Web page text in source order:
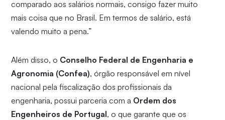
comparado aos salários normais, consigo fazer muito
mais coisa que no Brasil. Em termos de salário, está
valendo muito a pena.”
Além disso, o Conselho Federal de Engenharia e
Agronomia (Confea), órgão responsável em nível
nacional pela fiscalização dos profissionais da
engenharia, possui parceria com a Ordem dos
Engenheiros de Portugal, o que garante que os